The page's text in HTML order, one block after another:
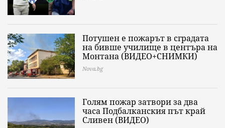
Потушен е пожарът в сградата
на бивше училище в центъра на
Монтана (ВИДЕО+СНИМКИ)
Nova.bg
Голям пожар затвори за два
часа Подбалканския път край
Сливен (ВИДЕО)